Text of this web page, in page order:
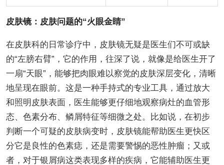
皮肤镜：皮肤问题的“火眼金睛”
在皮肤科的日常诊疗中，皮肤镜无疑是医生们不可或缺
的“左膀右臂”，它的作用，往深了说，就像是给医生开了
一扇“天眼”，能够把肉眼难以察觉的皮肤深层变化，清晰
地呈现在眼前。这是一种手持式的专业工具，通过放大
和照明皮肤表面，医生能够更仔细地观察病灶的血管形
态、色素分布、鳞屑特征等细微之处。比如说，在初步
判断一个可疑的皮肤病变时，皮肤镜能帮助医生更快区
分它是良性的色素痣，还是需要警惕的恶性肿瘤；又或
者，对于银屑病这类表现多样的疾病，它能辅助医生更